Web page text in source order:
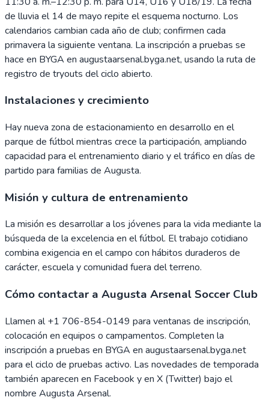
de lluvia el 14 de mayo repite el esquema nocturno. Los
calendarios cambian cada año de club; confirmen cada
primavera la siguiente ventana. La inscripción a pruebas se
hace en BYGA en augustaarsenal.byga.net, usando la ruta de
registro de tryouts del ciclo abierto.
Instalaciones y crecimiento
Hay nueva zona de estacionamiento en desarrollo en el
parque de fútbol mientras crece la participación, ampliando
capacidad para el entrenamiento diario y el tráfico en días de
partido para familias de Augusta.
Misión y cultura de entrenamiento
La misión es desarrollar a los jóvenes para la vida mediante la
búsqueda de la excelencia en el fútbol. El trabajo cotidiano
combina exigencia en el campo con hábitos duraderos de
carácter, escuela y comunidad fuera del terreno.
Cómo contactar a Augusta Arsenal Soccer Club
Llamen al +1 706-854-0149 para ventanas de inscripción,
colocación en equipos o campamentos. Completen la
inscripción a pruebas en BYGA en augustaarsenal.byga.net
para el ciclo de pruebas activo. Las novedades de temporada
también aparecen en Facebook y en X (Twitter) bajo el
nombre Augusta Arsenal.